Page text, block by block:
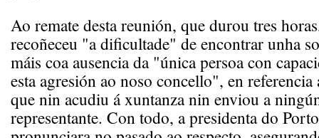
Ao remate desta reunión, que durou tres
recoñeceu "a dificultade" de encontrar unha
máis coa ausencia da "única persoa con
esta agresión ao noso concello", en
que nin acudiu á xuntanza nin enviou a
representante. Con todo, a presidenta do